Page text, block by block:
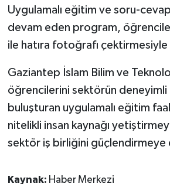
Uygulamalı eğitim ve soru-
devam eden program,
ile hatıra fotoğrafı
Gaziantep İslam Bilim ve
öğrencilerini sektörün deneyimli
buluşturan uygulamalı eğitim
nitelikli insan kaynağı
sektör iş birliğini güçlendirmeye
Kaynak: Haber Merkezi